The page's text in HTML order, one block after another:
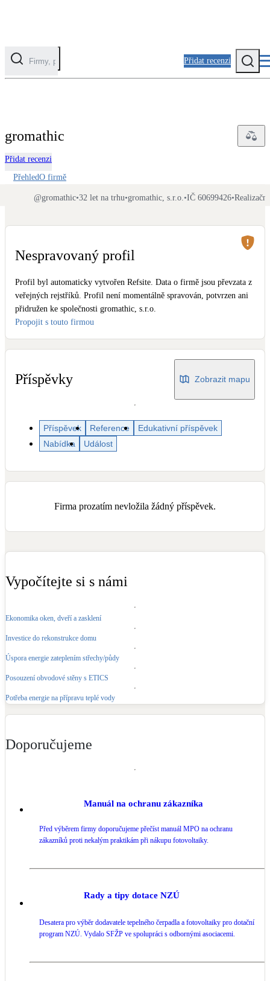
Přidat recenzi
Solární termický systém
Na přípravu teplé vody i přitápění
Větrání s rekuperací
Teplovzdušné vytápění
Rekonstrukce
Kotle
Žaluzie, markýzy, pergoly
Šedá i černá odpadní voda
LED osvětlení
Vnitřní i venkovní
Akumulace dešťovky
Zelená střecha NEW
Vegetační střechy
gromathic
Přidat recenzi
PřehledO firmě
@gromathic•32 let na trhu•gromathic, s.r.o.•IČ 60699426•
Nespravovaný profil
Profil byl automaticky vytvořen Refsite. Data o firmě jsou převzata z
veřejných rejstříků. Profil není momentálně spravován, potvrzen ani
přidružen ke společnosti gromathic, s.r.o.
Propojit s touto firmou
Příspěvky Zobrazit mapu
Příspěvek Reference
Edukativní příspěvek
Nabídka
Událost
Firma prozatím nevložila žádný příspěvek.
Vypočítejte si s námi
Ekonomika oken, dveří a zasklení
Investice do rekonstrukce domu
Úspora energie zateplením střechy/půdy
Posouzení obvodové stěny s ETICS
Potřeba energie na přípravu teplé vody
Doporučujeme
Manuál na ochranu zákazníka
Před výběrem firmy doporučujeme přečíst manuál MPO na ochranu
zákazníků proti nekalým praktikám při nákupu fotovoltaiky.
Rady a tipy dotace NZÚ
Desatera pro výběr dodavatele tepelného čerpadla a fotovoltaiky pro dotační
program NZÚ. Vydalo SFŽP ve spolupráci s odbornými asociacemi.